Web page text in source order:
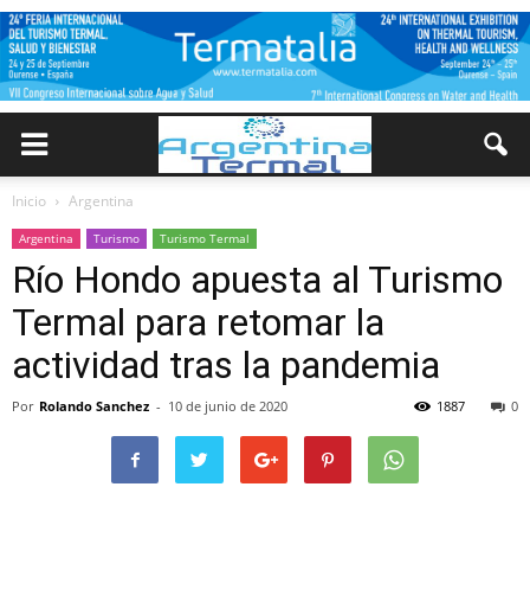
Inicio Argentina
Argentina Turismo Turismo Termal
Río Hondo apuesta al Turismo
Termal para retomar la
actividad tras la pandemia
Por Rolando Sanchez - 10 de junio de 2020 0
1887